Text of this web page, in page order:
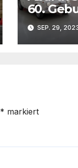
60.
SEP. 29,
* markiert